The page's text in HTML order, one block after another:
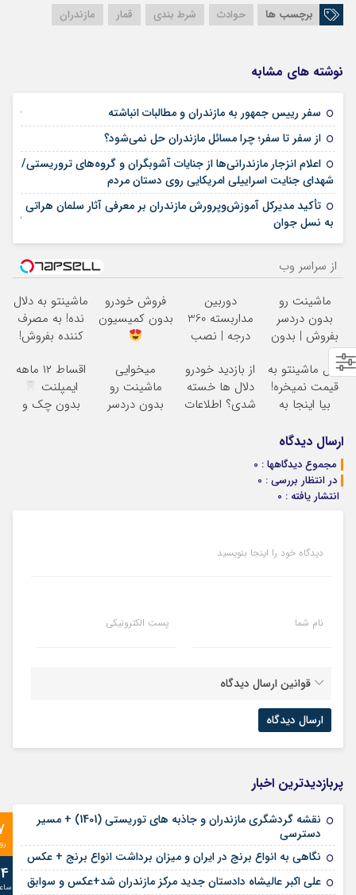
برچسب ها حوادث شرط بندی قمار مازندران
نوشته های مشابه
سفر رییس جمهور به مازندران و مطالبات انباشته 25 فوریه 2026
از سفر تا سفر؛ چرا مسائل مازندران حل نمی‌شود؟
اعلام انزجار مازندرانی‌ها از جنایات آشوبگران و گروه‌های تروریستی/
شهدای جنایت اسراییلی امریکایی روی دستان مردم
تأکید مدیرکل آموزش‌وپرورش مازندران بر معرفی آثار سلمان هراتی
به نسل جوان
02 نوامبر 2025
از سراسر وب
ماشینت رو
بدون دردسر
بفروش | بدون
کمسیون
دوربین
مداربسته 360
درجه | نصب
فروش خودرو
بدون کمیسیون
ماشینتو به دلال
نده! به مصرف
کننده بفروش!
یک تماس
دلال ماشینتو به
قیمت نمیخره!
بیا اینجا به
بفروش*فقط
خریدار واقعی*
از بازدید خودرو
دلال ها خسته
شدی؟ اطلاعات
میخوایی
ماشینت رو
بدون دردسر
اقساط ۱۲ ماهه
ایمپلنت
بدون چک و
ارسال دیدگاه
مجموع دیدگاهها : 0
در انتظار بررسی : 0
انتشار یافته : 0
دیدگاه خود را اینجا بنویسید
نام شما پست الکترونیکی
قوانین ارسال دیدگاه
پربازدیدترین اخبار
نقشه گردشگری مازندران و جاذبه های توریستی (1401) + مسیر
دسترسی
نگاهی به انواع برنج در ایران و میزان برداشت انواع برنج + عکس
علی‌ اکبر عالیشاه دادستان جدید مرکز مازندران شد+عکس و سوابق